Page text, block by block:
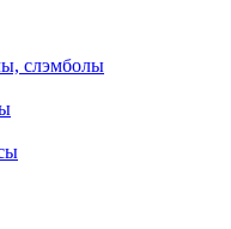
слэмболы